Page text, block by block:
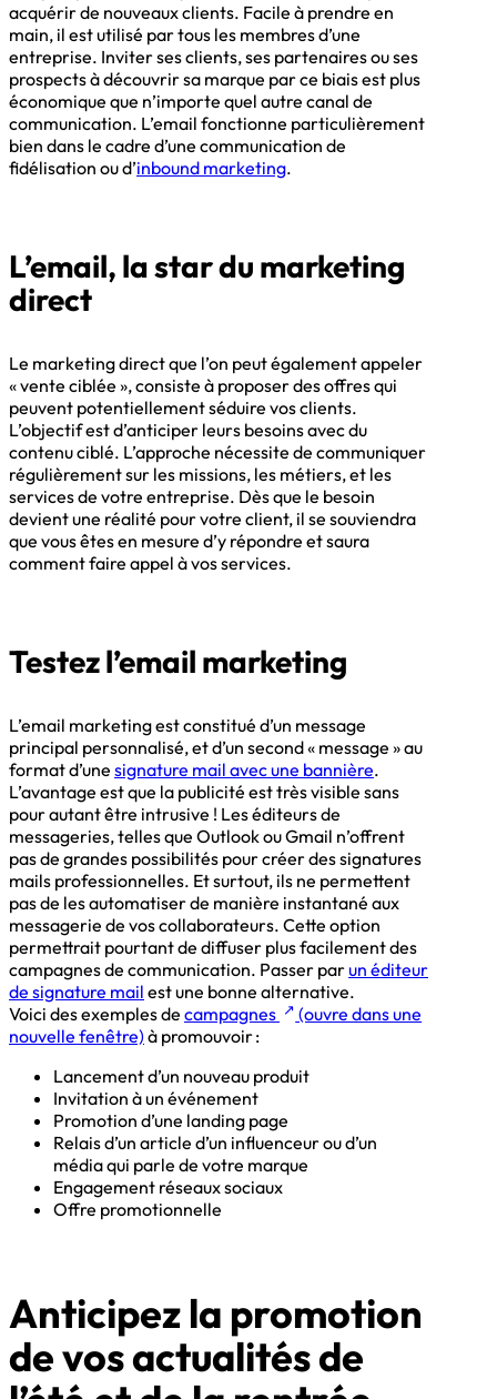
acquérir de nouveaux clients. Facile à prendre en
main, il est utilisé par tous les membres d’une
entreprise. Inviter ses clients, ses partenaires ou ses
prospects à découvrir sa marque par ce biais est plus
économique que n’importe quel autre canal de
communication. L’email fonctionne particulièrement
bien dans le cadre d’une communication de
fidélisation ou d’inbound marketing.
L’email, la star du marketing
direct
Le marketing direct que l’on peut également appeler
« vente ciblée », consiste à proposer des offres qui
peuvent potentiellement séduire vos clients.
L’objectif est d’anticiper leurs besoins avec du
contenu ciblé. L’approche nécessite de communiquer
régulièrement sur les missions, les métiers, et les
services de votre entreprise. Dès que le besoin
devient une réalité pour votre client, il se souviendra
que vous êtes en mesure d’y répondre et saura
comment faire appel à vos services.
Testez l’email marketing
L’email marketing est constitué d’un message
principal personnalisé, et d’un second « message » au
format d’une signature mail avec une bannière.
L’avantage est que la publicité est très visible sans
pour autant être intrusive ! Les éditeurs de
messageries, telles que Outlook ou Gmail n’offrent
pas de grandes possibilités pour créer des signatures
mails professionnelles. Et surtout, ils ne permettent
pas de les automatiser de manière instantané aux
messagerie de vos collaborateurs. Cette option
permettrait pourtant de diffuser plus facilement des
campagnes de communication. Passer parun éditeur
de signature mail est une bonne alternative.
Voici des exemples de campagnes ↗ (ouvre dans une
nouvelle fenêtre) à promouvoir :
Lancement d’un nouveau produit
Invitation à un événement
Promotion d’une landing page
Relais d’un article d’un influenceur ou d’un
média qui parle de votre marque
Engagement réseaux sociaux
Offre promotionnelle
Anticipez la promotion
de vos actualités de